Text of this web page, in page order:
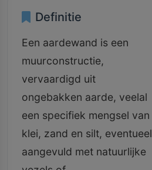
Definitie
Een aardewand is een
muurconstructie,
vervaardigd uit
ongebakken aarde, veelal
een specifiek mengsel van
klei, zand en silt, eventueel
aangevuld met natuurlijke